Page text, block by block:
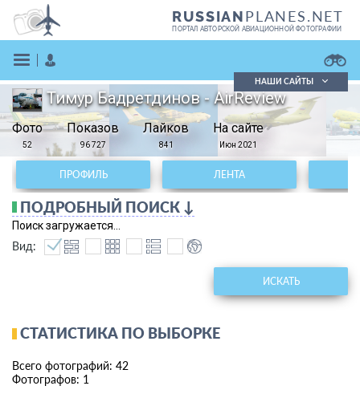
RUSSIANPLANES.NET
ПОРТАЛ АВТОРСКОЙ АВИАЦИОННОЙ ФОТОГРАФИИ
ЗАРЕГИСТРИРОВАТЬСЯ
Поиск фотографий
Поиск в реестре
Подробно
НАШИ САЙТЫ
Тимур Бадретдинов - AirReview
Фото
52
Показов
96 727
Лайков
841
На сайте
Июн 2021
ПРОФИЛЬ ЛЕНТА
ПОДРОБНЫЙ ПОИСК ↓
Поиск загружается...
Вид:
ИСКАТЬ
СТАТИСТИКА ПО ВЫБОРКЕ
Всего фотографий: 42
Фотографов: 1